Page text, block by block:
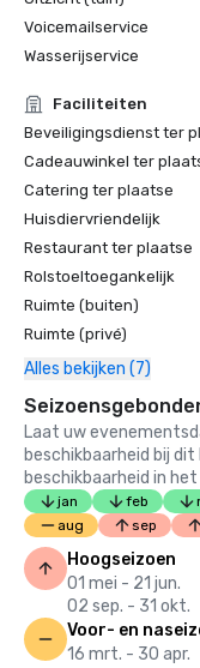
Forbes — 2019
Condé Nast
Voicemailservice
Wasserijservice
Faciliteiten
Beveiligingsdienst ter
Cadeauwinkel ter
Catering ter plaatse
Huisdiervriendelijk
Restaurant ter plaatse
Rolstoeltoegankelijk
Ruimte (buiten)
Ruimte (privé)
Alles bekijken (7)
Laat uw
beschikbaarheid bij
beschikbaarheid in
jan feb
aug
sep
Hoogseizoen
01 mei - 21 jun.
02 sep. - 31 okt.
Voor- en
16 mrt. - 30 apr.